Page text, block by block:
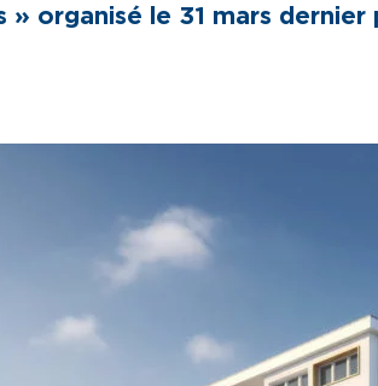
organisé le 31 mars